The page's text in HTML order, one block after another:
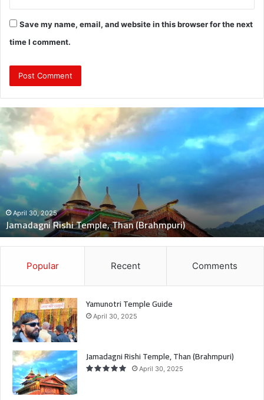
Save my name, email, and website in this browser for the next
time I comment.
Temple, Than (Brahmpuri)
द
स
में
इ
आ
गां
November 5,
दुःखद : बस की
मौत, 2 बच्चे
Popular Recent Comments
Yamunotri Temple Guide
April 30, 2025
Jamadagni Rishi Temple, Than (Brahmpuri)
April 30, 2025